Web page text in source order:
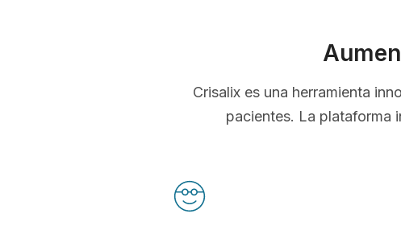
Crisalix es una herramienta
pacientes. La plataforma